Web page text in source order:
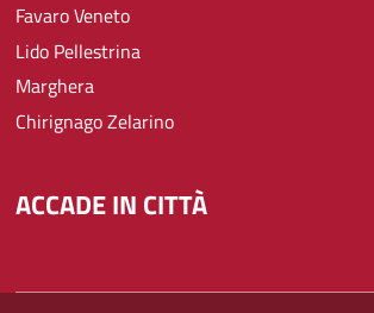
Favaro Veneto
Lido Pellestrina
Marghera
Chirignago Zelarino
ACCADE IN CITTÀ